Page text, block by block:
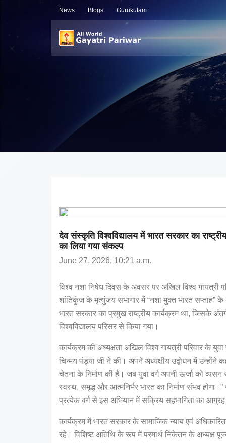
News Blogs Gurukulam
देव संस्कृति विश्वविद्यालय में भारत सरकार का
का लिया गया संकल्प
June 27, 2026, 10:21 a.m.
विश्व नशा निषेध दिवस के अवसर पर अखिल विश्व गायत्री
शांतिकुंज के मृत्युंजय सभागार में “नशा मुक्त भारत सप्ताह”
भारत सरकार का प्रमुख राष्ट्रीय कार्यक्रम था, जिसके
विश्वविद्यालय परिसर से किया गया।
कार्यक्रम की अध्यक्षता अखिल विश्व गायत्री परिवार के
चिन्मय पंड्या जी ने की। अपने अध्यक्षीय उद्बोधन में
चेतना के निर्माण की है। जब युवा वर्ग अपनी ऊर्जा को
स्वस्थ, समृद्ध और आत्मनिर्भर भारत का निर्माण संभव
प्रत्येक वर्ग से इस अभियान में सक्रिय सहभागिता का
कार्यक्रम में भारत सरकार के सामाजिक न्याय एवं
रहे। विशिष्ट अतिथि के रूप में परमार्थ निकेतन के अध्यक्ष